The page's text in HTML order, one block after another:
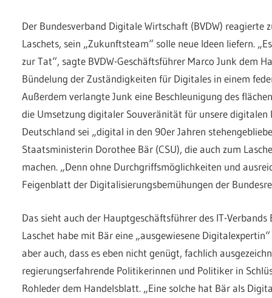
Der Bundesverband Digitale Wirtschaft (BVDW)
Laschets, sein „Zukunftsteam“ solle neue Ideen liefern.
zur Tat“, sagte BVDW-Geschäftsführer Marco Junk dem
Bündelung der Zuständigkeiten für Digitales in einem
Außerdem verlangte Junk eine Beschleunigung des
die Umsetzung digitaler Souveränität für unsere
Deutschland sei „digital in den 90er Jahren
Staatsministerin Dorothee Bär (CSU), die auch zum
machen. „Denn ohne Durchgriffsmöglichkeiten und
Feigenblatt der Digitalisierungsbemühungen der
Das sieht auch der Hauptgeschäftsführer des IT-
Laschet habe mit Bär eine „ausgewiesene
aber auch, dass es eben nicht genügt, fachlich
regierungserfahrende Politikerinnen und Politiker in
Rohleder dem Handelsblatt. „Eine solche hat Bär als